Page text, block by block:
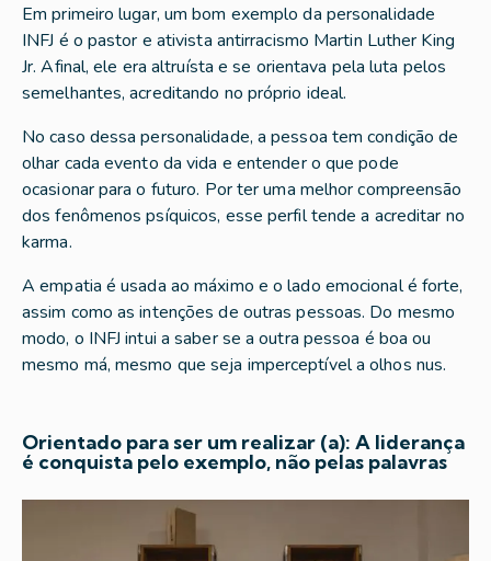
Em primeiro lugar, um bom exemplo da personalidade
INFJ é o pastor e ativista antirracismo Martin Luther King
Jr. Afinal, ele era altruísta e se orientava pela luta pelos
semelhantes, acreditando no próprio ideal.
No caso dessa personalidade, a pessoa tem condição de
olhar cada evento da vida e entender o que pode
ocasionar para o futuro. Por ter uma melhor compreensão
dos fenômenos psíquicos, esse perfil tende a acreditar no
karma.
A empatia é usada ao máximo e o lado emocional é forte,
assim como as intenções de outras pessoas. Do mesmo
modo, o INFJ intui a saber se a outra pessoa é boa ou
mesmo má, mesmo que seja imperceptível a olhos nus.
Orientado para ser um realizar (a): A liderança
é conquista pelo exemplo, não pelas palavras